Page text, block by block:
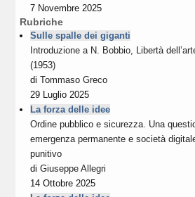
7 Novembre 2025
Rubriche
Sulle spalle dei giganti
Introduzione a N. Bobbio, Libertà
(1953)
diTommaso Greco
29 Luglio 2025
La forza delle idee
Ordine pubblico e sicurezza. Una
emergenza permanente e società
punitivo
diGiuseppe Allegri
14 Ottobre 2025